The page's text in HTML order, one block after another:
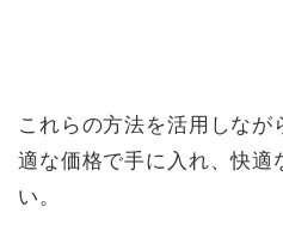
これらの方法を活用しなが
適な価格で手に入れ、快適
い。